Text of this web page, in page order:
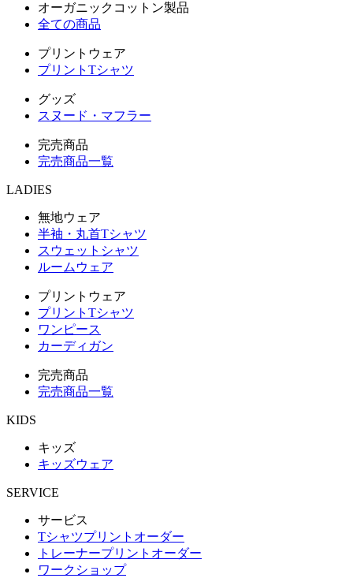
オーガニックコットン製品
全ての商品
プリントウェア
プリントTシャツ
グッズ
スヌード・マフラー
完売商品
完売商品一覧
LADIES
無地ウェア
半袖・丸首Tシャツ
スウェットシャツ
ルームウェア
プリントウェア
プリントTシャツ
ワンピース
カーディガン
完売商品
完売商品一覧
KIDS
キッズ
キッズウェア
SERVICE
サービス
Tシャツプリントオーダー
トレーナープリントオーダー
ワークショップ